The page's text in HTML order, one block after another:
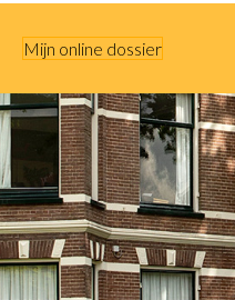
Mijn online dossier